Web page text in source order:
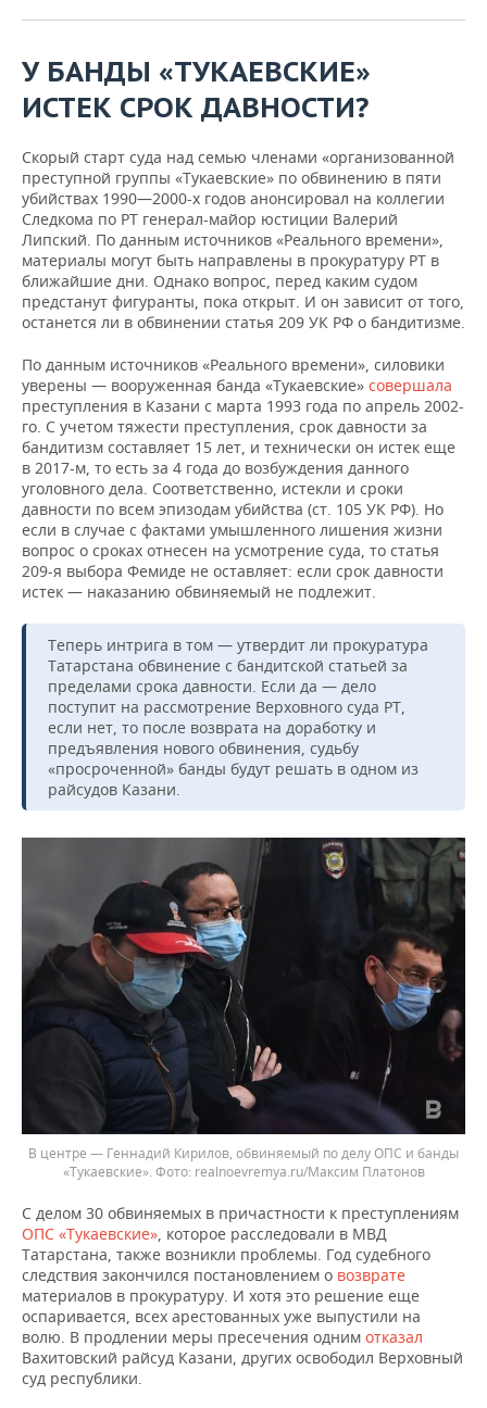
У БАНДЫ «ТУКАЕВСКИЕ»
ИСТЕК СРОК ДАВНОСТИ?
Скорый старт суда над семью членами «организованной
преступной группы «Тукаевские» по обвинению в пяти
убийствах 1990—2000-х годов анонсировал на коллегии
Следкома по РТ генерал-майор юстиции Валерий
Липский. По данным источников «Реального времени»,
материалы могут быть направлены в прокуратуру РТ в
ближайшие дни. Однако вопрос, перед каким судом
предстанут фигуранты, пока открыт. И он зависит от того,
останется ли в обвинении статья 209 УК РФ о бандитизме.
По данным источников «Реального времени», силовики
уверены — вооруженная банда «Тукаевские» совершала
преступления в Казани с марта 1993 года по апрель 2002-
го. С учетом тяжести преступления, срок давности за
бандитизм составляет 15 лет, и технически он истек еще
в 2017-м, то есть за 4 года до возбуждения данного
уголовного дела. Соответственно, истекли и сроки
давности по всем эпизодам убийства (ст. 105 УК РФ). Но
если в случае с фактами умышленного лишения жизни
вопрос о сроках отнесен на усмотрение суда, то статья
209-я выбора Фемиде не оставляет: если срок давности
истек — наказанию обвиняемый не подлежит.
Теперь интрига в том — утвердит ли прокуратура
Татарстана обвинение с бандитской статьей за
пределами срока давности. Если да — дело
поступит на рассмотрение Верховного суда РТ,
если нет, то после возврата на доработку и
предъявления нового обвинения, судьбу
«просроченной» банды будут решать в одном из
райсудов Казани.
В центре — Геннадий Кирилов, обвиняемый по делу ОПС и банды
«Тукаевские». Фото: realnoevremya.ru/Максим Платонов
С делом 30 обвиняемых в причастности к преступлениям
ОПС «Тукаевские» , которое расследовали в МВД
Татарстана, также возникли проблемы. Год судебного
следствия закончился постановлением о возврате
материалов в прокуратуру. И хотя это решение еще
оспаривается, всех арестованных уже выпустили на
волю. В продлении меры пресечения одним отказал
Вахитовский райсуд Казани, других освободил Верховный
суд республики.